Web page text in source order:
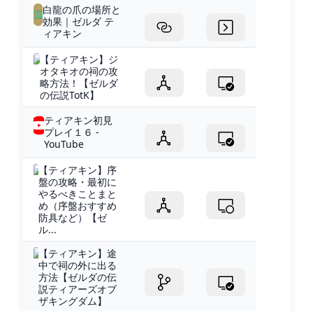
白龍の爪の場所と
効果｜ゼルダ テ
ィアキン
【ティアキン】ジ
オタキオの祠の攻
略方法！【ゼルダ
の伝説TotK】
ティアキン初見
プレイ１６ -
YouTube
【ティアキン】序
盤の攻略・最初に
やるべきことまと
め（序盤おすすめ
防具など）【ゼ
ル...
【ティアキン】途
中で祠の外に出る
方法【ゼルダの伝
説ティアーズオブ
ザキングダム】